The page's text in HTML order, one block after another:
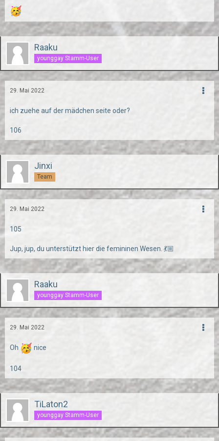
Raaku
younggay Stamm-User
29. Mai 2022
ich zuehe auf der mädchen seite oder?
106
Jinxi
Team
29. Mai 2022
105
Jup, jup, du unterstützt hier die femininen Wesen. 💃🏼
Raaku
younggay Stamm-User
29. Mai 2022
Oh nice
104
TiLaton2
younggay Stamm-User